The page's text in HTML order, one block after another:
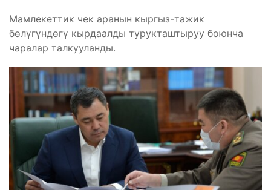
Мамлекеттик чек аранын кыргыз-тажик
бөлүгүндөгү кырдаалды турукташтыруу боюнча
чаралар талкууланды.